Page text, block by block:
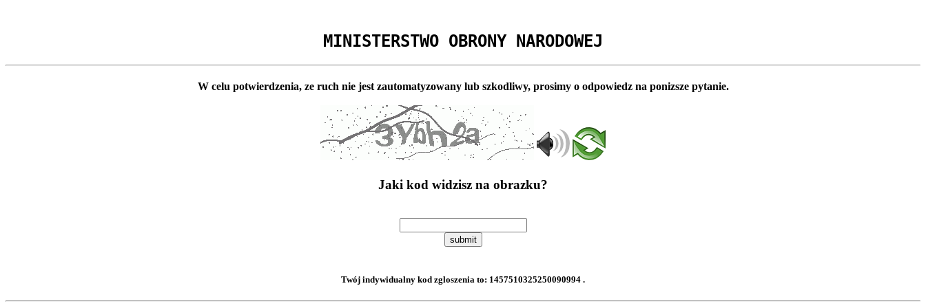
MINISTERSTWO OBRONY NARODOWEJ
W celu potwierdzenia, ze ruch nie jest zautomatyzowany lub szkodliwy, prosimy o odpowiedz na ponizsze pytanie.
Jaki kod widzisz na obrazku?
submit
Twój indywidualny kod zgloszenia to: 1457510325250090994 .